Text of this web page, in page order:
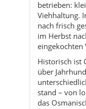
Historisch ist
über
stand – von
das
Republik.
Geschichte
in
Ortsnamen,
und Kulturen